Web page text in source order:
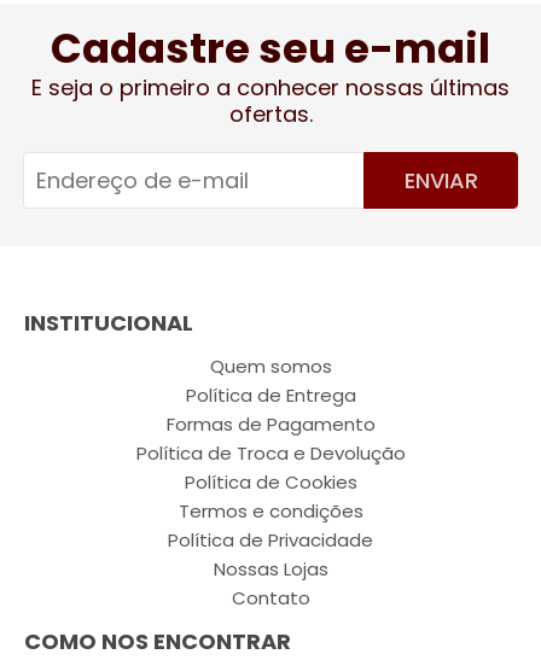
Cadastre seu e-mail
E seja o primeiro a conhecer nossas últimas
ofertas.
ENVIAR
INSTITUCIONAL
Quem somos
Política de Entrega
Formas de Pagamento
Política de Troca e Devolução
Política de Cookies
Termos e condições
Política de Privacidade
Nossas Lojas
Contato
COMO NOS ENCONTRAR